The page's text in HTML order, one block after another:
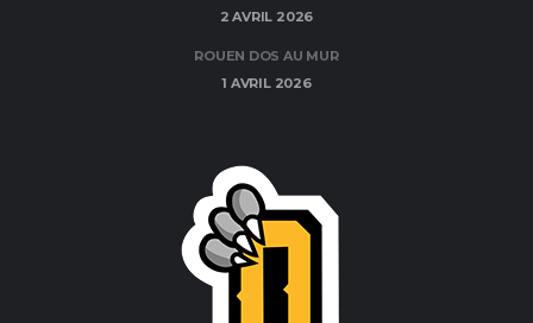
2 AVRIL 2026
ROUEN DOS AU MUR
1 AVRIL 2026